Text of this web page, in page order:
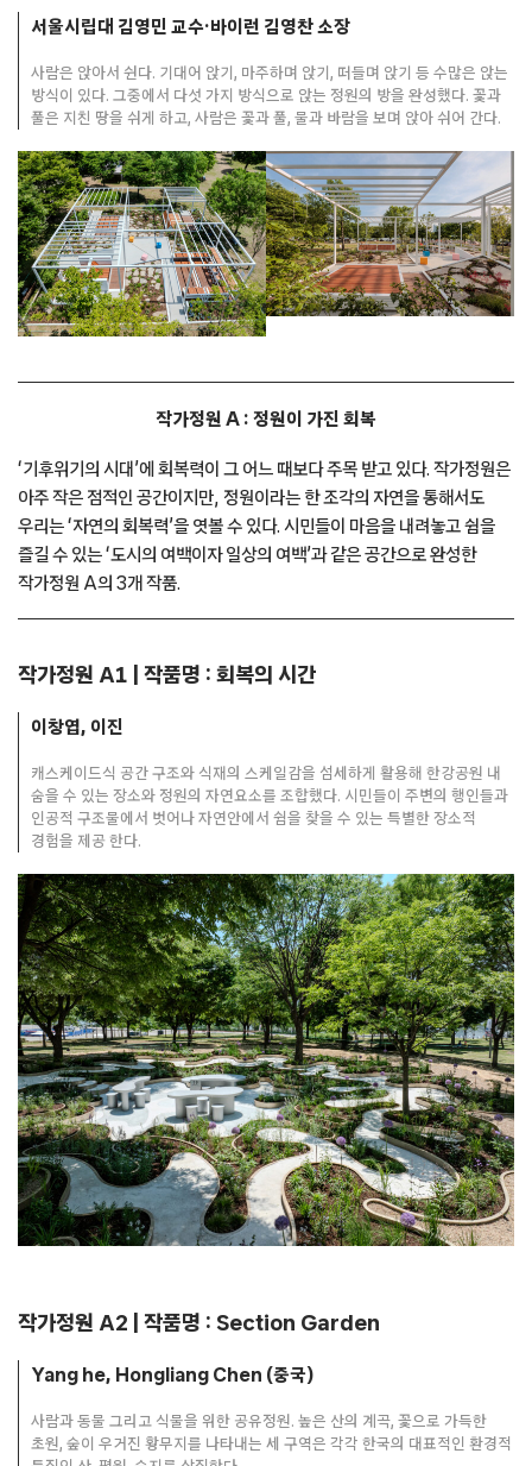
서울시립대 김영민 교수·바이런 김영찬 소장
사람은 앉아서 쉰다. 기대어 앉기, 마주하며 앉기, 떠들며 앉기 등 수많은 앉는
방식이 있다. 그중에서 다섯 가지 방식으로 앉는 정원의 방을 완성했다. 꽃과
풀은 지친 땅을 쉬게 하고, 사람은 꽃과 풀, 물과 바람을 보며 앉아 쉬어 간다.
작가정원 A : 정원이 가진 회복
‘기후위기의 시대’에 회복력이 그 어느 때보다 주목 받고 있다. 작가정원은
아주 작은 점적인 공간이지만, 정원이라는 한 조각의 자연을 통해서도
우리는 ‘자연의 회복력’을 엿볼 수 있다. 시민들이 마음을 내려놓고 쉼을
즐길 수 있는 ‘도시의 여백이자 일상의 여백’과 같은 공간으로 완성한
작가정원 A의 3개 작품.
작가정원 A1 | 작품명 : 회복의 시간
이창엽, 이진
캐스케이드식 공간 구조와 식재의 스케일감을 섬세하게 활용해 한강공원 내
숨을 수 있는 장소와 정원의 자연요소를 조합했다. 시민들이 주변의 행인들과
인공적 구조물에서 벗어나 자연안에서 쉼을 찾을 수 있는 특별한 장소적
경험을 제공 한다.
작가정원 A2 | 작품명 : Section Garden
Yang he, Hongliang Chen (중국)
사람과 동물 그리고 식물을 위한 공유정원. 높은 산의 계곡, 꽃으로 가득한
초원, 숲이 우거진 황무지를 나타내는 세 구역은 각각 한국의 대표적인 환경적